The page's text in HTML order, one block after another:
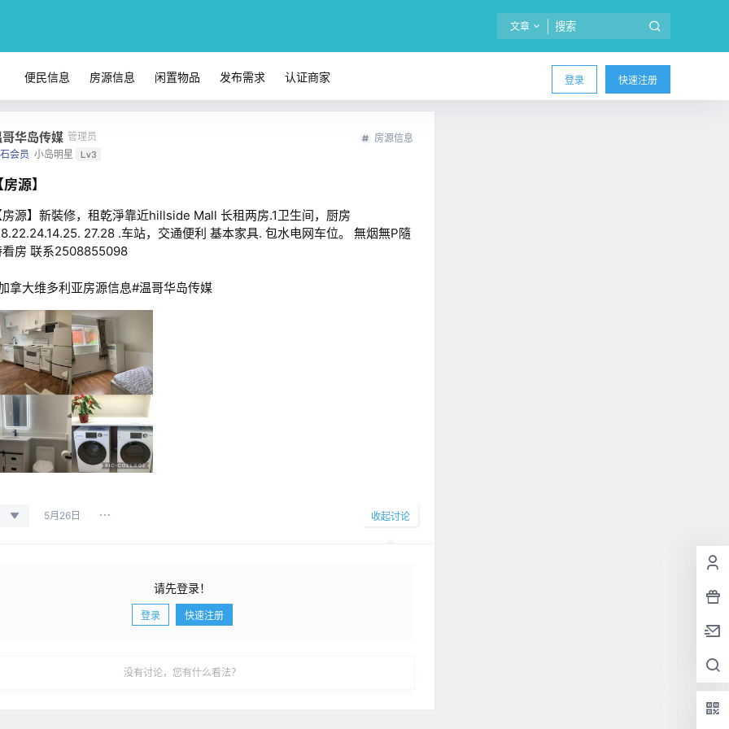
文章
登录 快速注册
便民信息 房源信息 闲置物品 发布需求 认证商家
华岛传媒 管理员
会员 小岛明星 Lv3
房源信息
源】
源】新裝修，租乾淨靠近hillside Mall 长租两房.1卫生间，厨房
27.28 .车站，交通便利 基本家具. 包水电网车位。 無烟無P隨
看房 联系2508855098
拿大维多利亚房源信息#温哥华岛传媒
5月26日 收起讨论
请先登录！
登录 快速注册
没有讨论，您有什么看法？